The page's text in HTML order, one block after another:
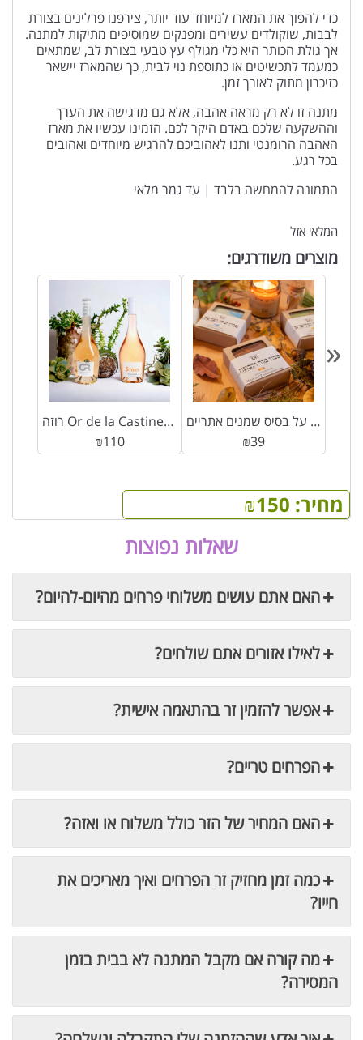
כדי להפוך את המארז למיוחד עוד יותר, צירפנו פרלינים בצורת
לבבות, שוקולדים עשירים ומפנקים שמוסיפים מתיקות למתנה.
אך גולת הכותר היא כלי מגולף עץ טבעי בצורת לב, שמתאים
כמעמד לתכשיטים או כתוספת נוי לבית, כך שהמארז יישאר
כזיכרון מתוק לאורך זמן.
מתנה זו לא רק מראה אהבה, אלא גם מדגישה את הערך
וההשקעה שלכם באדם היקר לכם. הזמינו עכשיו את מארז
האהבה הרומנטי ותנו לאהוביכם להרגיש מיוחדים ואהובים
בכל רגע.
התמונה להמחשה בלבד | עד גמר מלאי
מחיר: ₪150
המלאי אזל
מוצרים משודרגים:
רוזה Or de la Castinelle / Story Rosé Côtes de Provence (כשר)
₪110
סבון 100% טבעי על בסיס שמנים אתריים
₪39
«
שאלות נפוצות
האם אתם עושים משלוחי פרחים מהיום-להיום?
לאילו אזורים אתם שולחים?
אפשר להזמין זר בהתאמה אישית?
הפרחים טריים?
האם המחיר של הזר כולל משלוח או ואזה?
כמה זמן מחזיק זר הפרחים ואיך מאריכים את
חייו?
מה קורה אם מקבל המתנה לא בבית בזמן
המסירה?